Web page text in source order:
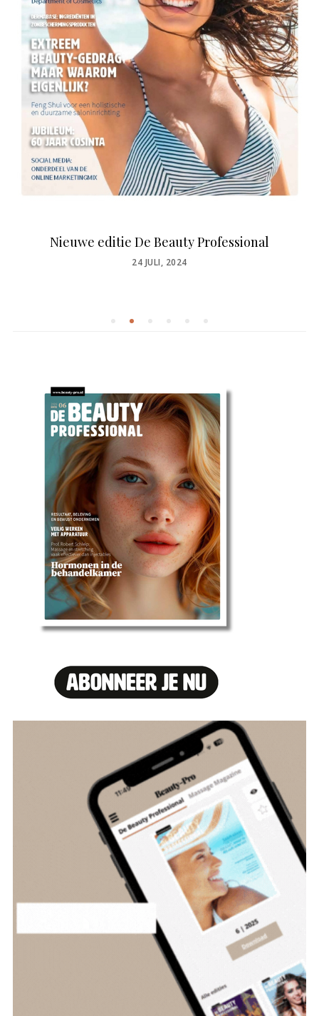
Nieuwe editie De Beauty Professional
POSTED
24 JULI, 2024